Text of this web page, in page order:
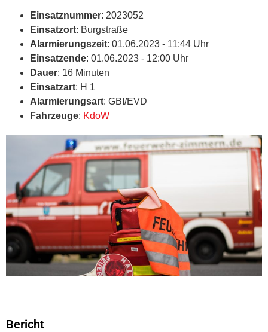
Einsatznummer: 2023052
Einsatzort: Burgstraße
Alarmierungszeit: 01.06.2023 - 11:44 Uhr
Einsatzende: 01.06.2023 - 12:00 Uhr
Dauer: 16 Minuten
Einsatzart: H 1
Alarmierungsart: GBI/EVD
Fahrzeuge: KdoW
Bericht